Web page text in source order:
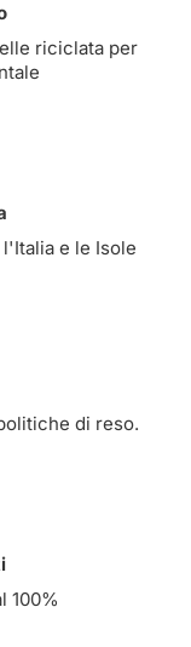
riciclata per
e le Isole
di reso.
100%